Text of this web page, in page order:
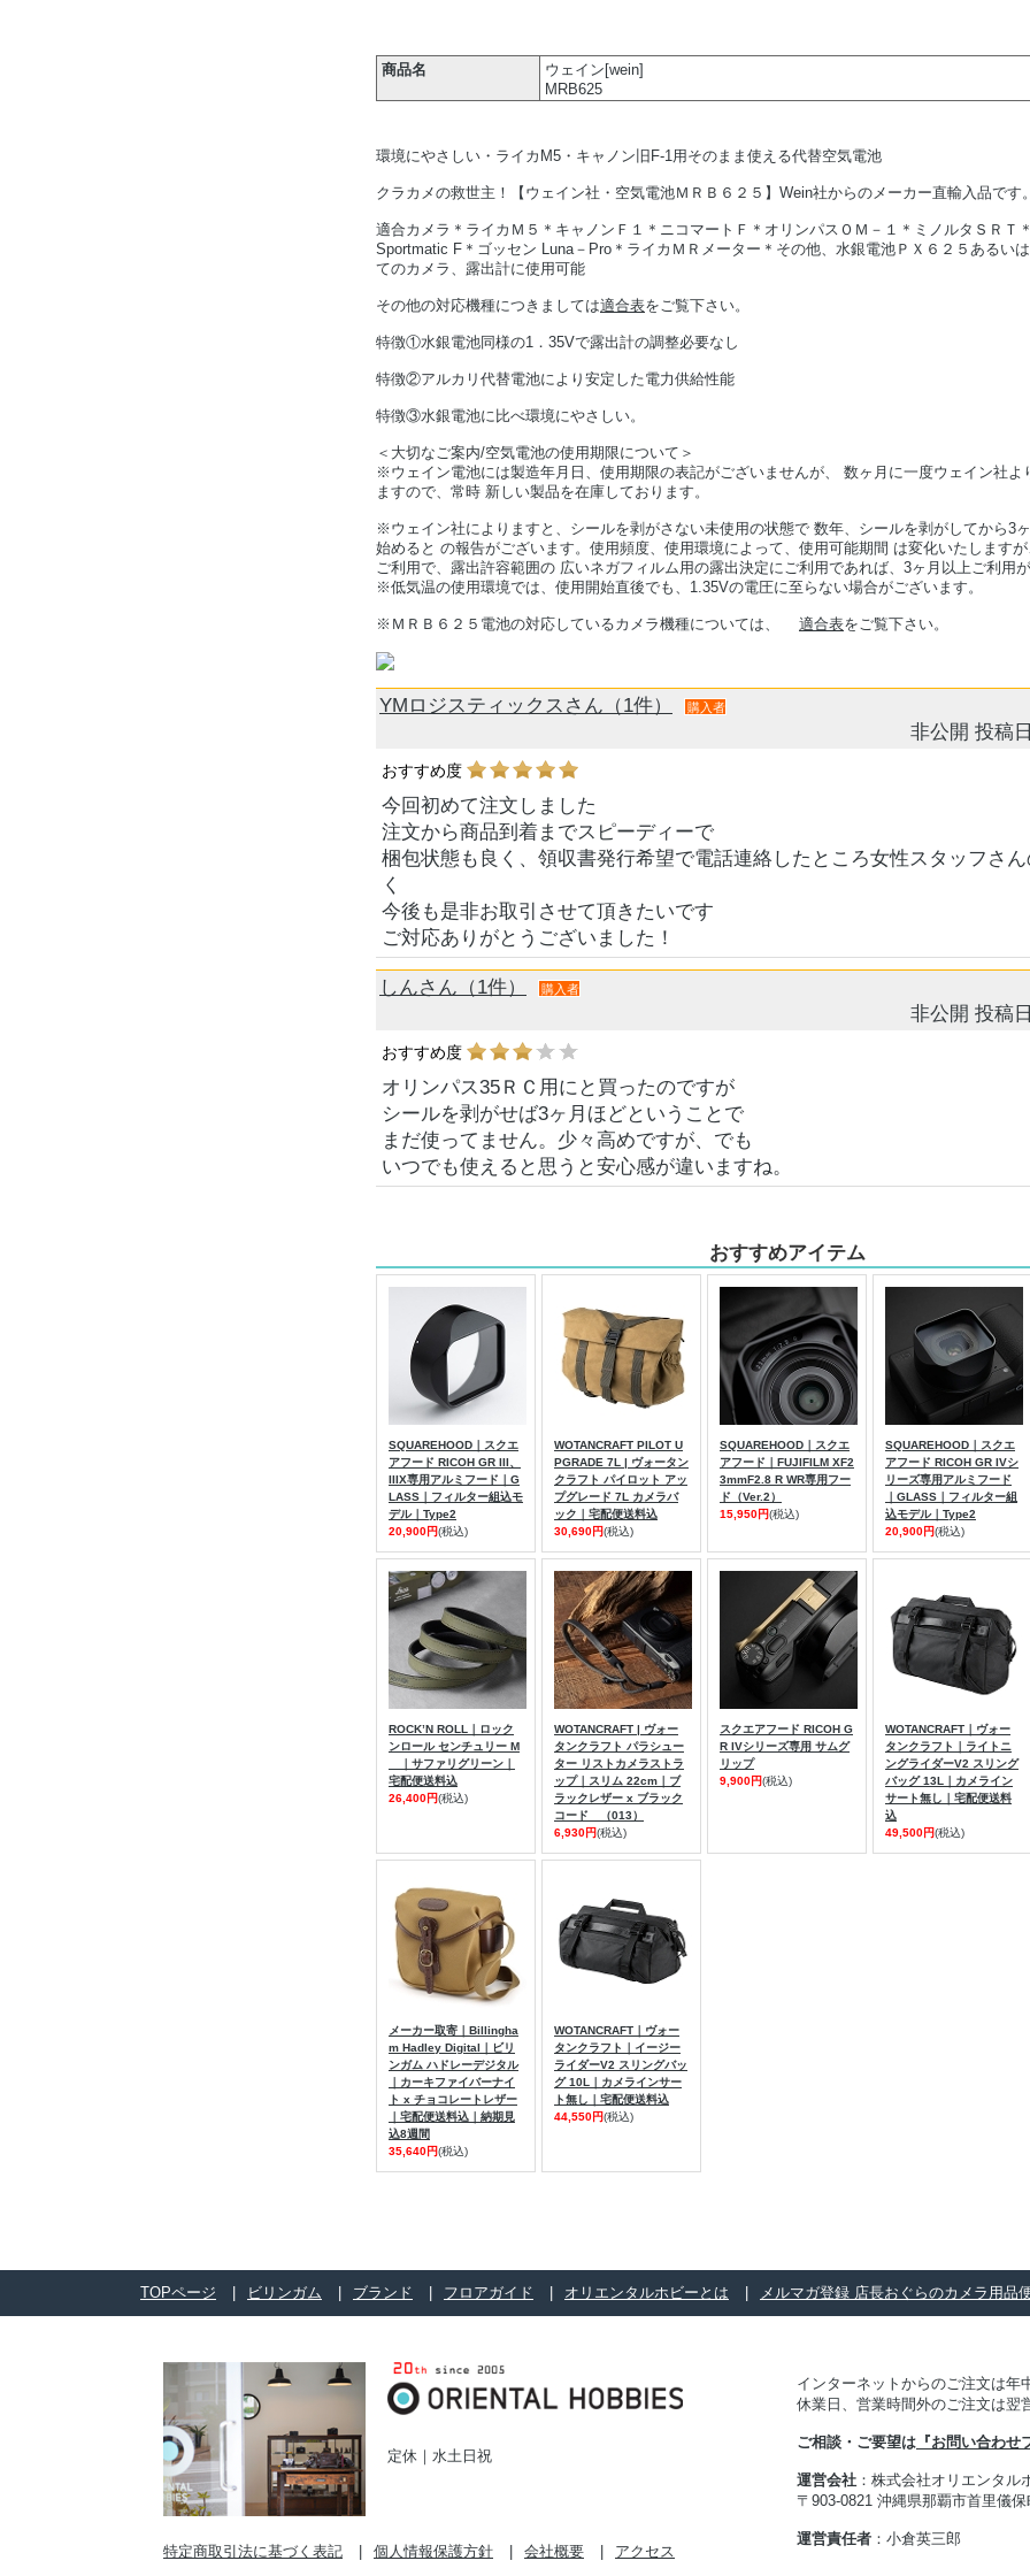
商品名
ウェイン[wein]
MRB625
環境にやさしい・ライカM5・キャノン旧F-1用そのまま使える代替空気電池
クラカメの救世主！【ウェイン社・空気電池ＭＲＢ６２５】Wein社からのメーカー直輸入品です。
適合カメラ＊ライカＭ５＊キャノンＦ１＊ニコマートＦ＊オリンパスＯＭ－１＊ミノルタＳＲＴ
Sportmatic F＊ゴッセン Luna－Pro＊ライカＭＲメーター＊その他、水銀電池ＰＸ６２５あるい
てのカメラ、露出計に使用可能
その他の対応機種につきましては適合表をご覧下さい。
特徴①水銀電池同様の1．35Vで露出計の調整必要なし
特徴②アルカリ代替電池により安定した電力供給性能
特徴③水銀電池に比べ環境にやさしい。
＜大切なご案内/空気電池の使用期限について＞
※ウェイン電池には製造年月日、使用期限の表記がございませんが、 数ヶ月に一度ウェイン社よ
ますので、常時 新しい製品を在庫しております。
※ウェイン社によりますと、シールを剥がさない未使用の状態で 数年、シールを剥がしてから3
始めると の報告がございます。使用頻度、使用環境によって、使用可能期間 は変化いたします
ご利用で、露出許容範囲の 広いネガフィルム用の露出決定にご利用であれば、3ヶ月以上ご利用が
※低気温の使用環境では、使用開始直後でも、1.35Vの電圧に至らない場合がございます。
※ＭＲＢ６２５電池の対応しているカメラ機種については、 適合表をご覧下さい。
YMロジスティックスさん（1件） 購入者
非公開 投稿
おすすめ度
今回初めて注文しました
注文から商品到着までスピーディーで
梱包状態も良く、領収書発行希望で電話連絡したところ女性スタッフさ
く
今後も是非お取引させて頂きたいです
ご対応ありがとうございました！
しんさん（1件） 購入者
非公開 投稿
おすすめ度
オリンパス35ＲＣ用にと買ったのですが
シールを剥がせば3ヶ月ほどということで
まだ使ってません。少々高めですが、でも
いつでも使えると思うと安心感が違いますね。
おすすめアイテム
SQUAREHOOD｜スクエ
アフード RICOH GR III、
IIIX専用アルミフード｜G
LASS｜フィルター組込モ
デル｜Type2
20,900円(税込)
WOTANCRAFT PILOT U
PGRADE 7L | ヴォータン
クラフト パイロット アッ
プグレード 7L カメラバ
ック｜宅配便送料込
30,690円(税込)
SQUAREHOOD｜スクエ
アフード｜FUJIFILM XF2
3mmF2.8 R WR専用フー
ド（Ver.2）
15,950円(税込)
SQUAREHOOD｜スクエ
アフード RICOH GR IVシ
リーズ専用アルミフード
｜GLASS｜フィルター組
込モデル｜Type2
20,900円(税込)
ROCK’N ROLL｜ロック
ンロール センチュリー M
｜サファリグリーン｜
宅配便送料込
26,400円(税込)
WOTANCRAFT | ヴォー
タンクラフト パラシュー
ター リストカメラストラ
ップ｜スリム 22cm｜ブ
ラックレザー x ブラック
コード （013）
6,930円(税込)
スクエアフード RICOH G
R IVシリーズ専用 サムグ
リップ
9,900円(税込)
WOTANCRAFT｜ヴォー
タンクラフト｜ライトニ
ングライダーV2 スリング
バッグ 13L｜カメライン
サート無し｜宅配便送料
込
49,500円(税込)
メーカー取寄｜Billingha
m Hadley Digital｜ビリ
ンガム ハドレーデジタル
｜カーキファイバーナイ
ト x チョコレートレザー
｜宅配便送料込｜納期見
込8週間
35,640円(税込)
WOTANCRAFT｜ヴォー
タンクラフト｜イージー
ライダーV2 スリングバッ
グ 10L｜カメラインサー
ト無し｜宅配便送料込
44,550円(税込)
TOPページ ビリンガム ブランド フロアガイド オリエンタルホビーとは メルマガ登録 店長おぐらのカメラ用品
定休｜水土日祝
特定商取引法に基づく表記 個人情報保護方針 会社概要 アクセス
インターネットからのご注文は年
休業日、営業時間外のご注文は翌
ご相談・ご要望は 『お問い合わせ
運営会社 ：株式会社オリエンタル
〒903-0821 沖縄県那覇市首里儀保
運営責任者 ：小倉英三郎